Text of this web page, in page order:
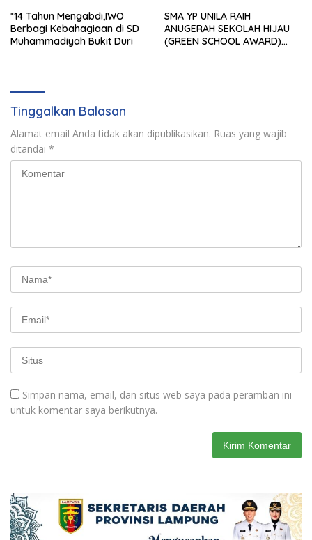
*14 Tahun Mengabdi,IWO
Berbagi Kebahagiaan di SD
Muhammadiyah Bukit Duri
SMA YP UNILA RAIH
ANUGERAH SEKOLAH HIJAU
(GREEN SCHOOL AWARD)
Tinggalkan Balasan
Alamat email Anda tidak akan dipublikasikan. Ruas yang wajib
ditandai *
Simpan nama, email, dan situs web saya pada peramban ini
untuk komentar saya berikutnya.